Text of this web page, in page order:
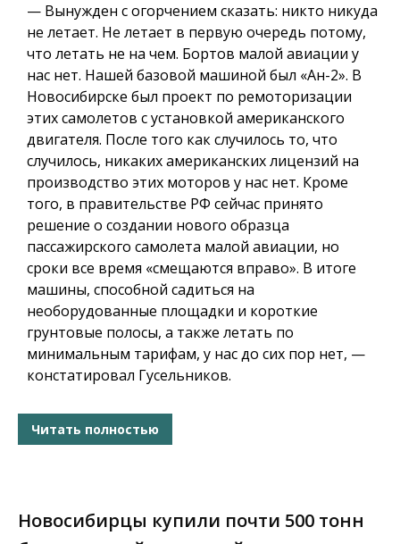
— Вынужден с огорчением сказать: никто никуда
не летает. Не летает в первую очередь потому,
что летать не на чем. Бортов малой авиации у
нас нет. Нашей базовой машиной был «Ан-2». В
Новосибирске был проект по ремоторизации
этих самолетов с установкой американского
двигателя. После того как случилось то, что
случилось, никаких американских лицензий на
производство этих моторов у нас нет. Кроме
того, в правительстве РФ сейчас принято
решение о создании нового образца
пассажирского самолета малой авиации, но
сроки все время «смещаются вправо». В итоге
машины, способной садиться на
необорудованные площадки и короткие
грунтовые полосы, а также летать по
минимальным тарифам, у нас до сих пор нет, —
констатировал Гусельников.
Читать полностью
Новосибирцы купили почти 500 тонн